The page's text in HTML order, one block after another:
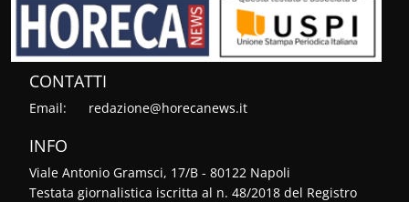
CONTATTI
Email: redazione@horecanews.it
INFO
Viale Antonio Gramsci, 17/B - 80122 Napoli
Testata giornalistica iscritta al n. 48/2018 del Registro